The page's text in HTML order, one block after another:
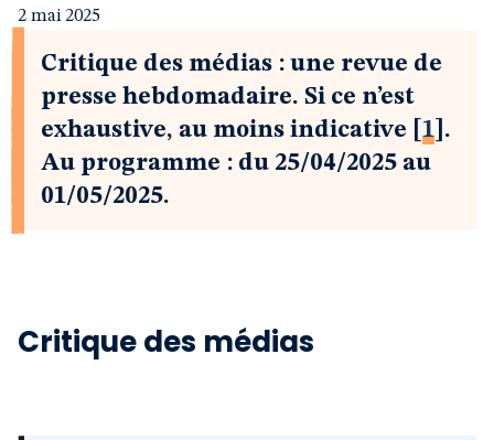
2 mai 2025
Critique des médias : une revue de
presse hebdomadaire. Si ce n’est
exhaustive, au moins indicative
1 .
Au programme : du 25/04/2025 au
01/05/2025.
Critique des médias